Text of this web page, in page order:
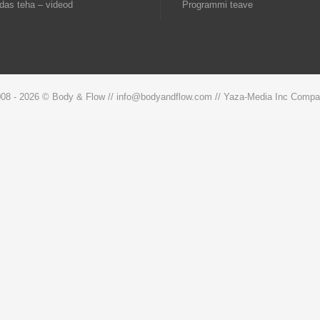
teha – videod Programmi teave
- 2026 © Body & Flow // info@bodyandflow.com // Yaza-Media Inc